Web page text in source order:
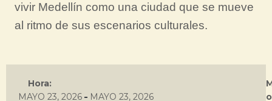
vivir Medellín como una ciudad que se mueve
al ritmo de sus escenarios culturales.
Hora:
MAYO 23, 2026 - MAYO 23, 2026
o